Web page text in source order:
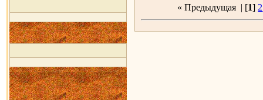
« Предыдущая | [1] 2